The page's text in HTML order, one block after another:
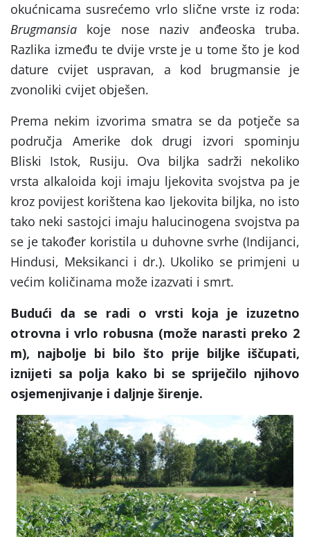
okućnicama susrećemo vrlo slične vrste iz roda:
Brugmansia koje nose naziv anđeoska truba.
Razlika između te dvije vrste je u tome što je kod
dature cvijet uspravan, a kod brugmansie je
zvonoliki cvijet obješen.
Prema nekim izvorima smatra se da potječe sa
područja Amerike dok drugi izvori spominju
Bliski Istok, Rusiju. Ova biljka sadrži nekoliko
vrsta alkaloida koji imaju ljekovita svojstva pa je
kroz povijest korištena kao ljekovita biljka, no isto
tako neki sastojci imaju halucinogena svojstva pa
se je također koristila u duhovne svrhe (Indijanci,
Hindusi, Meksikanci i dr.). Ukoliko se primjeni u
većim količinama može izazvati i smrt.
Budući da se radi o vrsti koja je izuzetno
otrovna i vrlo robusna (može narasti preko 2
m), najbolje bi bilo što prije biljke iščupati,
iznijeti sa polja kako bi se spriječilo njihovo
osjemenjivanje i daljnje širenje.